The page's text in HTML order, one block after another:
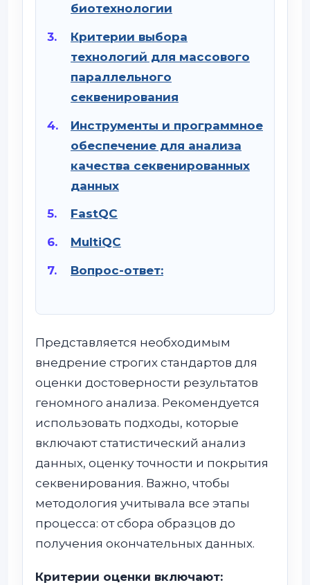
биотехнологии
Критерии выбора
технологий для массового
параллельного
секвенирования
Инструменты и программное
обеспечение для анализа
качества секвенированных
данных
FastQC
MultiQC
Вопрос-ответ:
Представляется необходимым
внедрение строгих стандартов для
оценки достоверности результатов
геномного анализа. Рекомендуется
использовать подходы, которые
включают статистический анализ
данных, оценку точности и покрытия
секвенирования. Важно, чтобы
методология учитывала все этапы
процесса: от сбора образцов до
получения окончательных данных.
Критерии оценки включают: